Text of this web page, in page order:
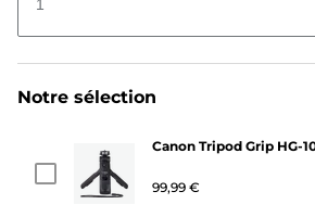
1
Notre sélection
Canon Tripod Grip HG-
99,99 €